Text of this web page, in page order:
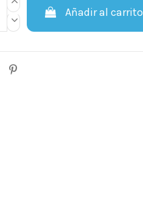
Añadir al carrito